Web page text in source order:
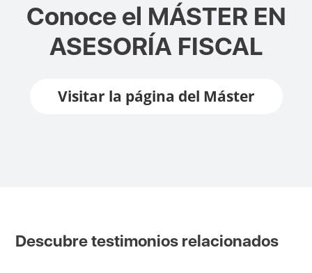
Conoce el MÁSTER EN
ASESORÍA FISCAL
Visitar la página del Máster
Descubre testimonios relacionados